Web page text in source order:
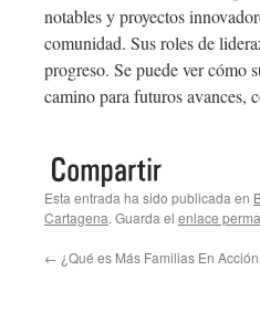
notables y proyectos
comunidad. Sus roles de
progreso. Se puede ver cómo
camino para futuros avances,
Esta entrada ha sido publicada en
Cartagena. Guarda el enlace
← ¿Qué es Más Familias En